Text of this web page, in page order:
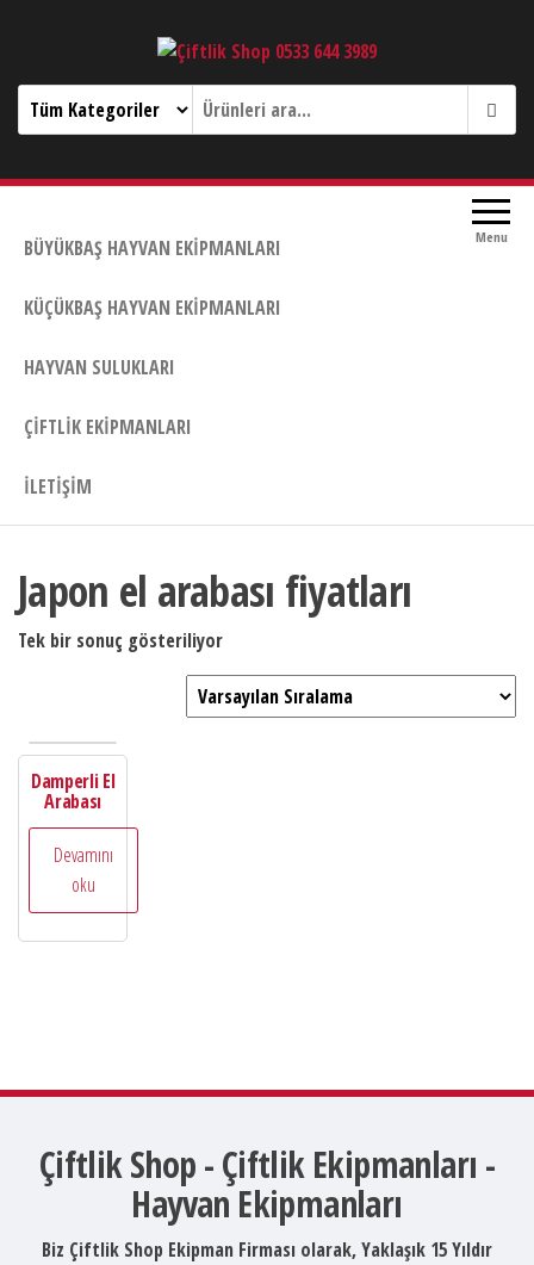
Çiftlik Shop 0533 644 3989
Menu
BÜYÜKBAŞ HAYVAN EKIPMANLARI
KÜÇÜKBAŞ HAYVAN EKIPMANLARI
HAYVAN SULUKLARI
ÇIFTLIK EKIPMANLARI
İLETIŞIM
Japon el arabası fiyatları
Tek bir sonuç gösteriliyor
Damperli El
Arabası
Devamını
oku
Çiftlik Shop - Çiftlik Ekipmanları -
Hayvan Ekipmanları
Biz Çiftlik Shop Ekipman Firması olarak, Yaklaşık 15 Yıldır